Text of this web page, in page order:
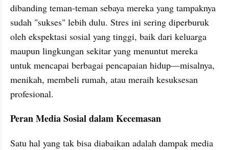
dibanding teman-teman sebaya mereka yang tampaknya
sudah "sukses" lebih dulu. Stres ini sering diperburuk
oleh ekspektasi sosial yang tinggi, baik dari keluarga
maupun lingkungan sekitar yang menuntut mereka
untuk mencapai berbagai pencapaian hidup—misalnya,
menikah, membeli rumah, atau meraih kesuksesan
profesional.
Peran Media Sosial dalam Kecemasan
Satu hal yang tak bisa diabaikan adalah dampak media